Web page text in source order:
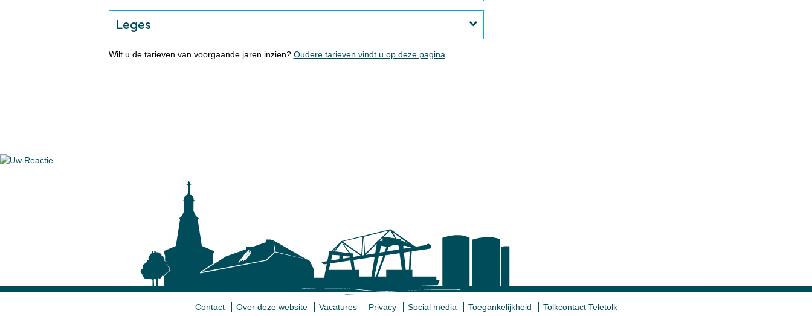
Leges
Wilt u de tarieven van voorgaande jaren inzien? Oudere tarieven vindt u op deze pagina
Contact Over deze website Vacatures Privacy Social media Toegankelijkheid Tolkcontact Teletolk